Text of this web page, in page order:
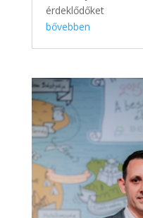
érdeklődőket
bővebben